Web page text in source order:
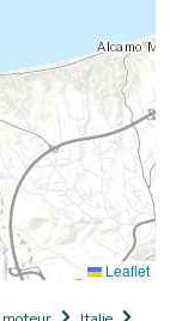
Leaflet
moteur Italie